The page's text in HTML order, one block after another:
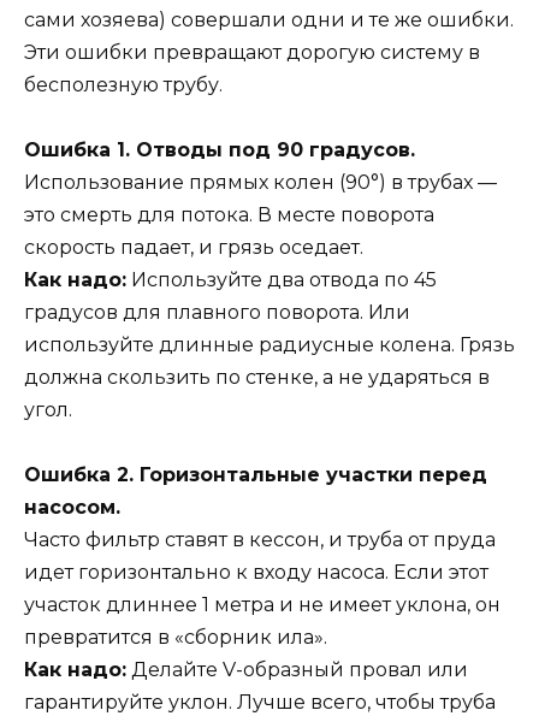
сами хозяева) совершали одни и те же ошибки.
Эти ошибки превращают дорогую систему в
бесполезную трубу.
Ошибка 1. Отводы под 90 градусов.
Использование прямых колен (90°) в трубах —
это смерть для потока. В месте поворота
скорость падает, и грязь оседает.
Как надо: Используйте два отвода по 45
градусов для плавного поворота. Или
используйте длинные радиусные колена. Грязь
должна скользить по стенке, а не ударяться в
угол.
Ошибка 2. Горизонтальные участки перед
насосом.
Часто фильтр ставят в кессон, и труба от пруда
идет горизонтально к входу насоса. Если этот
участок длиннее 1 метра и не имеет уклона, он
превратится в «сборник ила».
Как надо: Делайте V-образный провал или
гарантируйте уклон. Лучше всего, чтобы труба